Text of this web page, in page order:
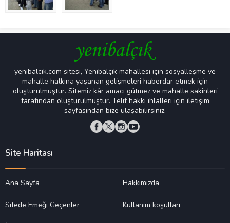
yenibalcik.com sitesi, Yenibalçık mahallesi için sosyalleşme ve
mahalle halkına yaşanan gelişmeleri haberdar etmek için
oluşturulmuştur. Sitemiz kâr amacı gütmez ve mahalle sakinleri
tarafından oluşturulmuştur. Telif hakkı ihlalleri için iletişim
sayfasından bize ulaşabilirsiniz.
Site Haritası
Ana Sayfa Hakkımızda
Sitede Emeği Geçenler Kullanım koşulları